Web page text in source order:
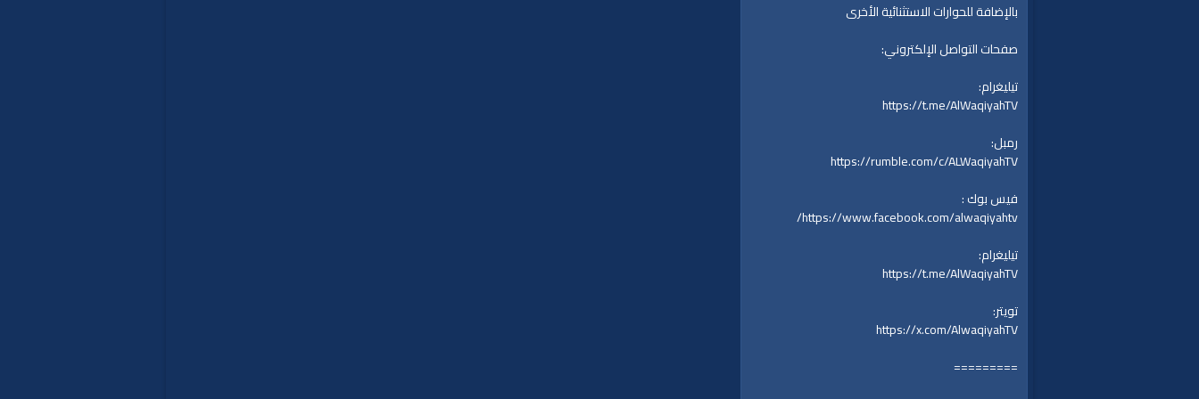
بالإضافة للحوارات الاستثنائية الأخرى
صفحات التواصل الإلكتروني:
تيليغرام:
https://t.me/AlWaqiyahTV
رمبل:
https://rumble.com/c/ALWaqiyahTV
فيس بوك :
https://www.facebook.com/alwaqiyahtv/
تيليغرام:
https://t.me/AlWaqiyahTV
تويتر:
https://x.com/AlwaqiyahTV
=========